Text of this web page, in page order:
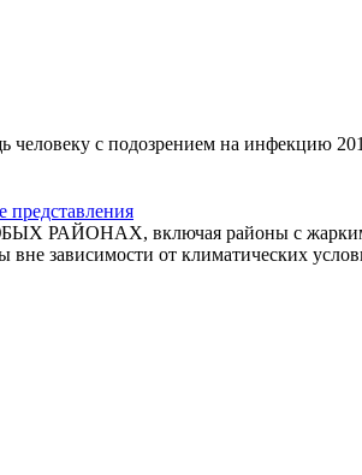
человеку с подозрением на инфекцию
представления
РАЙОНАХ, включая районы с
зависимости от климатических